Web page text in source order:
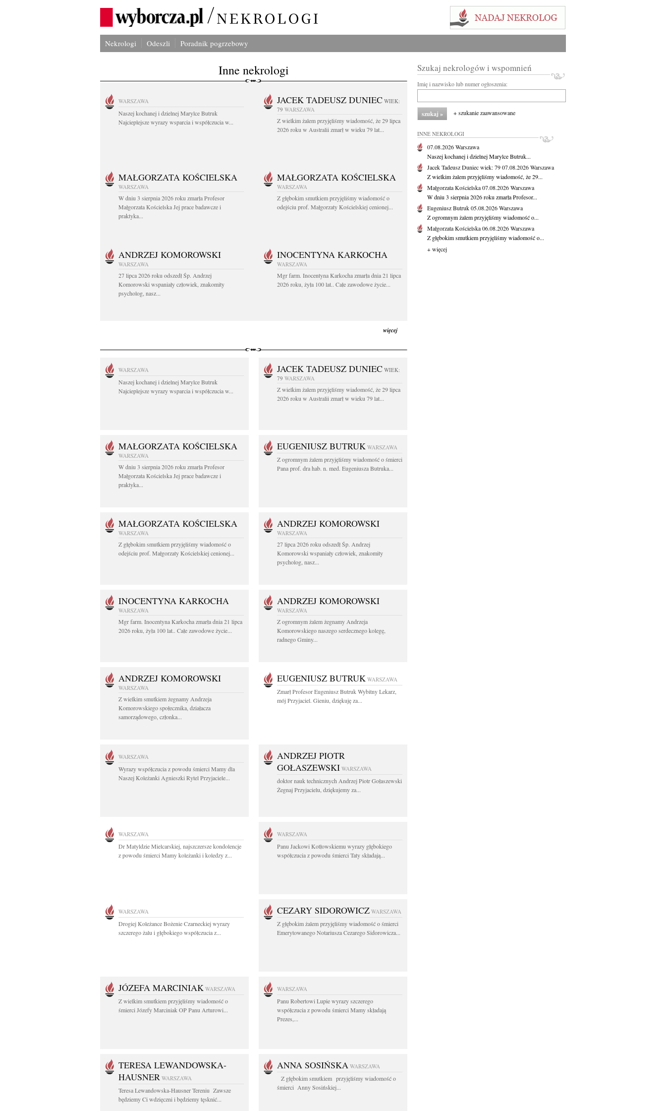
Nekrologi Odeszli Poradnik pogrzebowy
Inne nekrologi
WARSZAWA
Naszej kochanej i dzielnej Marylce Butruk
Najcieplejsze wyrazy wsparcia i współczucia w...
JACEK TADEUSZ DUNIEC WIEK:
79 WARSZAWA
Z wielkim żalem przyjęliśmy wiadomość, że 29 lipca
2026 roku w Australii zmarł w wieku 79 lat...
MAŁGORZATA KOŚCIELSKA
WARSZAWA
W dniu 3 sierpnia 2026 roku zmarła Profesor
Małgorzata Kościelska Jej prace badawcze i
praktyka...
MAŁGORZATA KOŚCIELSKA
WARSZAWA
Z głębokim smutkiem przyjęliśmy wiadomość o
odejściu prof. Małgorzaty Kościelskiej cenionej...
ANDRZEJ KOMOROWSKI
WARSZAWA
27 lipca 2026 roku odszedł Śp. Andrzej
Komorowski wspaniały człowiek, znakomity
psycholog, nasz...
INOCENTYNA KARKOCHA
WARSZAWA
Mgr farm. Inocentyna Karkocha zmarła dnia 21 lipca
2026 roku, żyła 100 lat.. Całe zawodowe życie...
więcej
WARSZAWA
Naszej kochanej i dzielnej Marylce Butruk
Najcieplejsze wyrazy wsparcia i współczucia w...
JACEK TADEUSZ DUNIEC WIEK:
79 WARSZAWA
Z wielkim żalem przyjęliśmy wiadomość, że 29 lipca
2026 roku w Australii zmarł w wieku 79 lat...
MAŁGORZATA KOŚCIELSKA
WARSZAWA
W dniu 3 sierpnia 2026 roku zmarła Profesor
Małgorzata Kościelska Jej prace badawcze i
praktyka...
EUGENIUSZ BUTRUK WARSZAWA
Z ogromnym żalem przyjęliśmy wiadomość o śmierci
Pana prof. dra hab. n. med. Eugeniusza Butruka...
MAŁGORZATA KOŚCIELSKA
WARSZAWA
Z głębokim smutkiem przyjęliśmy wiadomość o
odejściu prof. Małgorzaty Kościelskiej cenionej...
ANDRZEJ KOMOROWSKI
WARSZAWA
27 lipca 2026 roku odszedł Śp. Andrzej
Komorowski wspaniały człowiek, znakomity
psycholog, nasz...
INOCENTYNA KARKOCHA
WARSZAWA
Mgr farm. Inocentyna Karkocha zmarła dnia 21 lipca
2026 roku, żyła 100 lat.. Całe zawodowe życie...
ANDRZEJ KOMOROWSKI
WARSZAWA
Z ogromnym żalem żegnamy Andrzeja
Komorowskiego naszego serdecznego kolegę,
radnego Gminy...
ANDRZEJ KOMOROWSKI
WARSZAWA
Z wielkim smutkiem żegnamy Andrzeja
Komorowskiego społecznika, działacza
samorządowego, członka...
EUGENIUSZ BUTRUK WARSZAWA
Zmarł Profesor Eugeniusz Butruk Wybitny Lekarz,
mój Przyjaciel. Gieniu, dziękuję za...
WARSZAWA
Wyrazy współczucia z powodu śmierci Mamy dla
Naszej Koleżanki Agnieszki Rytel Przyjaciele...
ANDRZEJ PIOTR
GOŁASZEWSKI WARSZAWA
doktor nauk technicznych Andrzej Piotr Gołaszewski
Żegnaj Przyjacielu, dziękujemy za...
WARSZAWA
Dr Matyldzie Mielcarskiej, najszczersze kondolencje
z powodu śmierci Mamy koleżanki i koledzy z...
WARSZAWA
Panu Jackowi Kotłowskiemu wyrazy głębokiego
współczucia z powodu śmierci Taty składają...
WARSZAWA
Drogiej Koleżance Bożenie Czarneckiej wyrazy
szczerego żalu i głębokiego współczucia z...
CEZARY SIDOROWICZ WARSZAWA
Z głębokim żalem przyjęliśmy wiadomość o śmierci
Emerytowanego Notariusza Cezarego Sidorowicza...
JÓZEFA MARCINIAK WARSZAWA
Z wielkim smutkiem przyjęliśmy wiadomość o
śmierci Józefy Marciniak OP Panu Arturowi...
WARSZAWA
Panu Robertowi Lupie wyrazy szczerego
współczucia z powodu śmierci Mamy składają
Prezes,...
TERESA LEWANDOWSKA-
HAUSNER WARSZAWA
Teresa Lewandowska-Hausner Tereniu Zawsze
będziemy Ci wdzięczni i będziemy tęsknić...
ANNA SOSIŃSKA WARSZAWA
Z głębokim smutkiem przyjęliśmy wiadomość o
śmierci Anny Sosińskiej...
Szukaj nekrologów i wspomnień
Imię i nazwisko lub numer ogłoszenia:
+ szukanie zaawansowane
INNE NEKROLOGI
07.08.2026Warszawa
Naszej kochanej i dzielnej Marylce Butruk...
Jacek Tadeusz Duniecwiek: 7907.08.2026Warszawa
Z wielkim żalem przyjęliśmy wiadomość, że 29...
Małgorzata Kościelska07.08.2026Warszawa
W dniu 3 sierpnia 2026 roku zmarła Profesor...
Eugeniusz Butruk05.08.2026Warszawa
Z ogromnym żalem przyjęliśmy wiadomość o...
Małgorzata Kościelska06.08.2026Warszawa
Z głębokim smutkiem przyjęliśmy wiadomość o...
+ więcej